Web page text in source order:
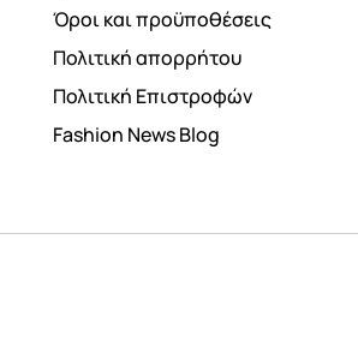
Όροι και προϋποθέσεις
Πολιτική απορρήτου
Πολιτική Επιστροφών
Fashion News Blog